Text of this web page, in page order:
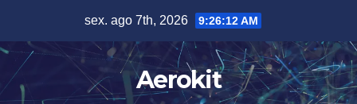
content
sex. ago 7th, 2026 9:26:13 AM
Aerokit